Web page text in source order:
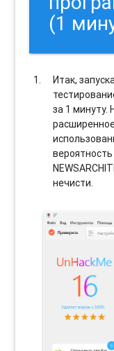
(1
Итак,
за 1 минуту.
нечисти.